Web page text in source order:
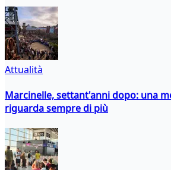
Attualità
Marcinelle, settant'anni dopo: una
riguarda sempre di più